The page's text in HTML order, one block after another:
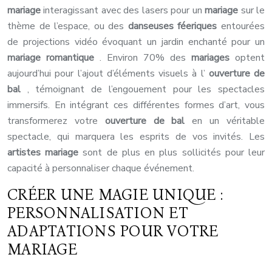
mariageinteragissant avec des lasers pour unmariage sur le
thème de l’espace, ou des danseuses féeriquesentourées
de projections vidéo évoquant un jardin enchanté pour un
mariage romantique . Environ 70% des mariages optent
aujourd’hui pour l’ajout d’éléments visuels à l’ ouverture de
bal , témoignant de l’engouement pour les spectacles
immersifs. En intégrant ces différentes formes d’art, vous
transformerez votre ouverture de balen un véritable
spectacle, qui marquera les esprits de vos invités. Les
artistes mariagesont de plus en plus sollicités pour leur
capacité à personnaliser chaque événement.
CRÉER UNE MAGIE UNIQUE :
PERSONNALISATION ET
ADAPTATIONS POUR VOTRE
MARIAGE